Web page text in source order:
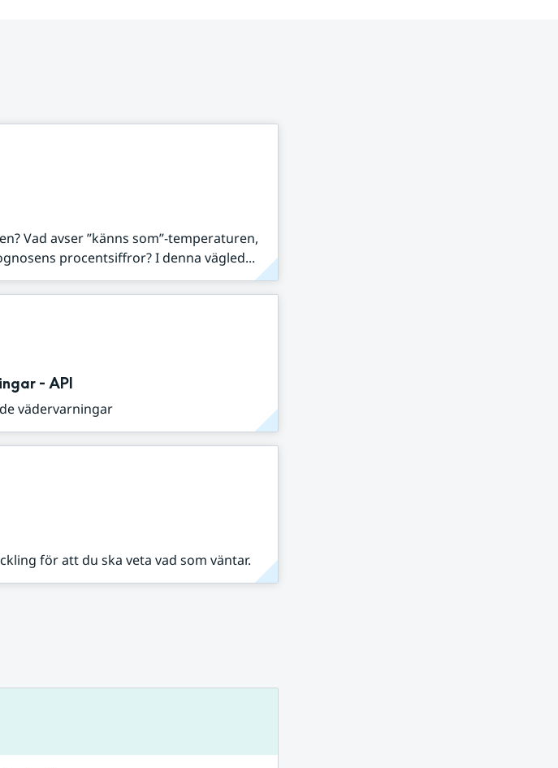
Vad avser ”känns som”-temperaturen,
procentsiffror? I denna vägled...
- API
vädervarningar
för att du ska veta vad som väntar.